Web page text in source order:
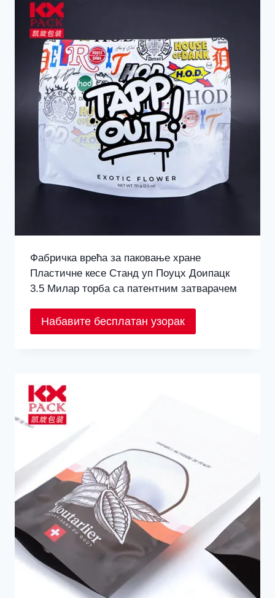
Фабричка врећа за паковање хране
Пластичне кесе Станд уп Поуцх Доипацк
3.5 Милар торба са патентним затварачем
Набавите бесплатан узорак